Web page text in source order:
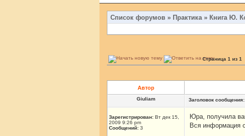
Список форумов » Практика» Книга Ю.
Страница 1 из 1
Автор
Giuliam Заголовок сообщения:
Зарегистрирован: Вт дек 15,
2009 9:26 pm
Сообщений: 3
Юра, получила
Вся информация